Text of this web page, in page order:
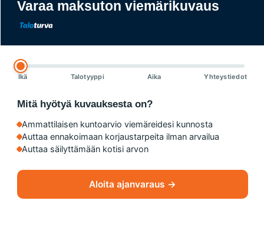
Varaa maksuton viemärikuvaus
Ikä Talotyyppi Aika Yhteystiedot
Mitä hyötyä kuvauksesta on?
Ammattilaisen kuntoarvio viemäreidesi kunnosta
Auttaa ennakoimaan korjaustarpeita ilman arvailua
Auttaa säilyttämään kotisi arvon
Aloita ajanvaraus →